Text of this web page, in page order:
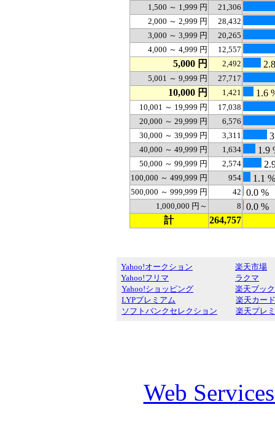
1,500 ～ 1,999 円
21,306
2,000 ～ 2,999 円
28,432
3,000 ～ 3,999 円
20,265
4,000 ～ 4,999 円
12,557
5,000 円 2,492
5,001 ～ 9,999 円 27,717
10,000 円 1,421 1.6
10,001 ～ 19,999 円
17,038
20,000 ～ 29,999 円
6,576
30,000 ～ 39,999 円
3,311
40,000 ～ 49,999 円 1,634 1.9
50,000 ～ 99,999 円 2,574
100,000 ～ 499,999 円 954 1.1 %
500,000 ～ 999,999 円 42 0.0 %
1,000,000 円～ 8 0.0 %
計
264,757
Yahoo!オークション
Yahoo!フリマ
Yahoo!ショッピング
LYPプレミアム
ソフトバンクセレクション
楽天市場
ラクマ
楽天ブッ
楽天カード
楽天プレ
Web